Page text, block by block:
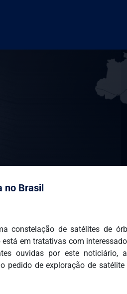
no Brasil
constelação de satélites de
em tratativas com
ouvidas por este noticiário,
de exploração de